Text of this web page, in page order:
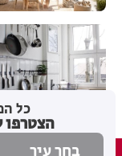
כל
הצטרפו